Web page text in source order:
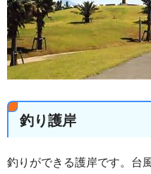
釣り護岸
釣りができる護岸です。台